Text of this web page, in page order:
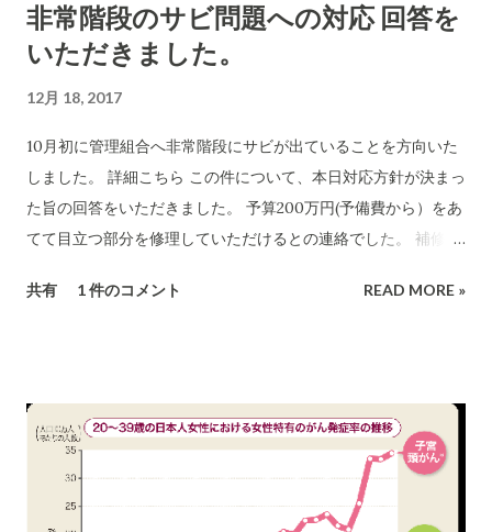
非常階段のサビ問題への対応 回答を
いただきました。
12月 18, 2017
10月初に管理組合へ非常階段にサビが出ていることを方向いた
しました。 詳細こちら この件について、本日対応方針が決まっ
た旨の回答をいただきました。 予算200万円(予備費から）をあ
てて目立つ部分を修理していただけるとの連絡でした。 補修で
に発展しかねないので大変よかったとおもっております。 数年
共有 1 件のコメント READ MORE »